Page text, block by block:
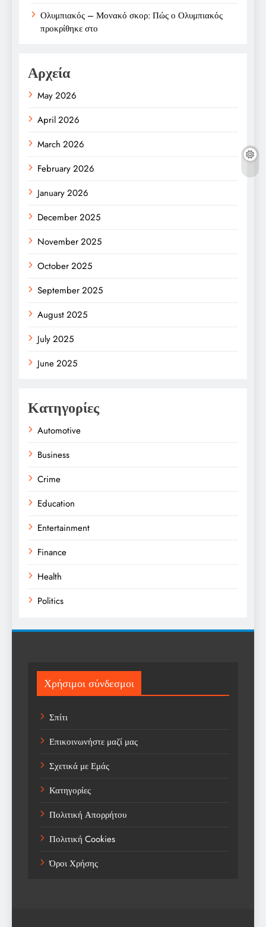
Ολυμπιακός – Μονακό σκορ: Πώς ο Ολυμπιακός
προκρίθηκε στο
Αρχεία
May 2026
April 2026
March 2026
February 2026
January 2026
December 2025
November 2025
October 2025
September 2025
August 2025
July 2025
June 2025
Κατηγορίες
Automotive
Business
Crime
Education
Entertainment
Finance
Health
Politics
Sports
Technology
Trending
Weather
Αγορά
Αγορά Εργασίας
Αγροτικά Νέα
Αεροπορία
Αθλήματα
Χρήσιμοι σύνδεσμοι
Σπίτι
Επικοινωνήστε μαζί μας
Σχετικά με Εμάς
Κατηγορίες
Πολιτική Απορρήτου
Πολιτική Cookies
Όροι Χρήσης